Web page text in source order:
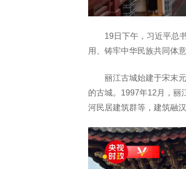
19日下午，习近平总
用、铸牢中华民族共同体意
丽江古城始建于宋末
的古城。1997年12月，丽
河民居建筑群等，建筑融